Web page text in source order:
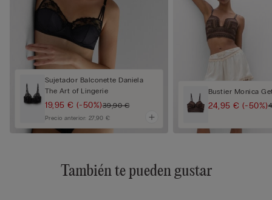
Sujetador Balconette Daniela
The Art of Lingerie
19,95 €(-50%)39,90 €
Precio anterior: 27,90 €
Bustier Monica
24,95 €(-50%)
También te pueden gustar